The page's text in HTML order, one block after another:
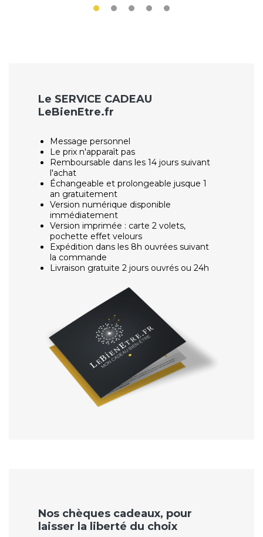
Le SERVICE CADEAU
LeBienEtre.fr
Message personnel
Le prix n'apparaît pas
Remboursable dans les 14 jours suivant
l'achat
Échangeable et prolongeable jusque 1
an gratuitement
Version numérique disponible
immédiatement
Version imprimée : carte 2 volets,
pochette effet velours
Expédition dans les 8h ouvrées suivant
la commande
Livraison gratuite 2 jours ouvrés ou 24h
Nos chèques cadeaux, pour
laisser la liberté du choix